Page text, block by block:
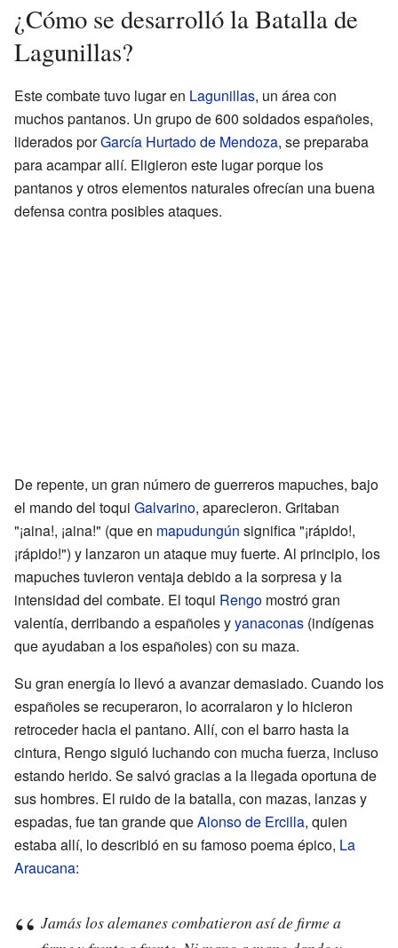
¿Cómo se desarrolló la Batalla de
Lagunillas?
Este combate tuvo lugar en Lagunillas, un área con
muchos pantanos. Un grupo de 600 soldados españoles,
liderados porGarcía Hurtado de Mendoza, se preparaba
para acampar allí. Eligieron este lugar porque los
pantanos y otros elementos naturales ofrecían una buena
defensa contra posibles ataques.
De repente, un gran número de guerreros mapuches, bajo
el mando del toqui Galvarino, aparecieron. Gritaban
"¡aina!, ¡aina!" (que en mapudungún significa "¡rápido!,
¡rápido!") y lanzaron un ataque muy fuerte. Al principio, los
mapuches tuvieron ventaja debido a la sorpresa y la
intensidad del combate. El toqui Rengo mostró gran
valentía, derribando a españoles yyanaconas (indígenas
que ayudaban a los españoles) con su maza.
Su gran energía lo llevó a avanzar demasiado. Cuando los
españoles se recuperaron, lo acorralaron y lo hicieron
retroceder hacia el pantano. Allí, con el barro hasta la
cintura, Rengo siguió luchando con mucha fuerza, incluso
estando herido. Se salvó gracias a la llegada oportuna de
sus hombres. El ruido de la batalla, con mazas, lanzas y
espadas, fue tan grande queAlonso de Ercilla, quien
estaba allí, lo describió en su famoso poema épico, La
Araucana:
Jamás los alemanes combatieron así de firme a